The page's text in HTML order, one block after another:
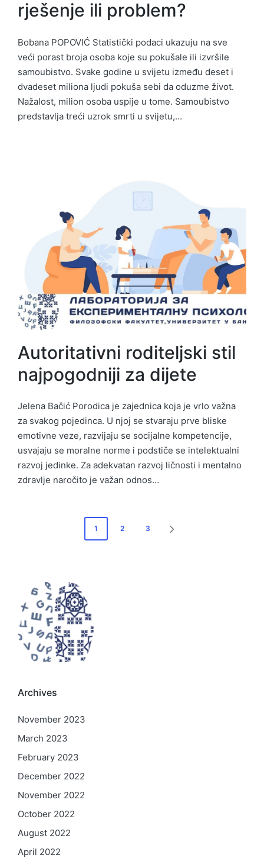
rješenje ili problem?
Bobana POPOVIĆ Statistički podaci ukazuju na sve
veći porast broja osoba koje su pokušale ili izvršile
samoubistvo. Svake godine u svijetu između deset i
dvadeset miliona ljudi pokuša sebi da oduzme život.
Nažalost, milion osoba uspije u tome. Samoubistvo
predstavlja treći uzrok smrti u svijetu,…
Autoritativni roditeljski stil
najpogodniji za dijete
Jelena Bačić Porodica je zajednica koja je vrlo važna
za svakog pojedinca. U njoj se stvaraju prve bliske
emotivne veze, razvijaju se socijalne kompetencije,
usvajaju se moralne norme i podstiče se intelektualni
razvoj jedinke. Za adekvatan razvoj ličnosti i mentalno
zdravlje naročito je važan odnos…
1 2 3
Archives
November 2023
March 2023
February 2023
December 2022
November 2022
October 2022
August 2022
April 2022